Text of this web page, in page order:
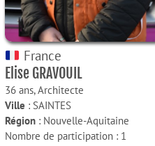
France
Elise GRAVOUIL
36 ans,Architecte
Ville : SAINTES
Région : Nouvelle-Aquitaine
Nombre de participation : 1